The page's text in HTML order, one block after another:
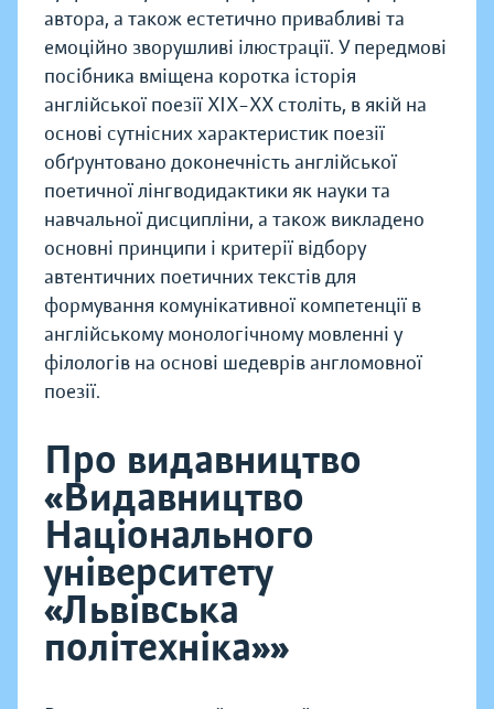
автора, а також естетично привабливі та
емоційно зворушливі ілюстрації. У передмові
посібника вміщена коротка історія
англійської поезії XIX–XX століть, в якій на
основі сутнісних характеристик поезії
обґрунтовано доконечність англійської
поетичної лінгводидактики як науки та
навчальної дисципліни, а також викладено
основні принципи і критерії відбору
автентичних поетичних текстів для
формування комунікативної компетенції в
англійському монологічному мовленні у
філологів на основі шедеврів англомовної
поезії.
Про видавництво
«Видавництво
Національного
університету
«Львівська
політехніка»»